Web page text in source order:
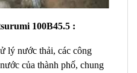
100B45.5 :
lý nước thải, các công
của thành phố, chung